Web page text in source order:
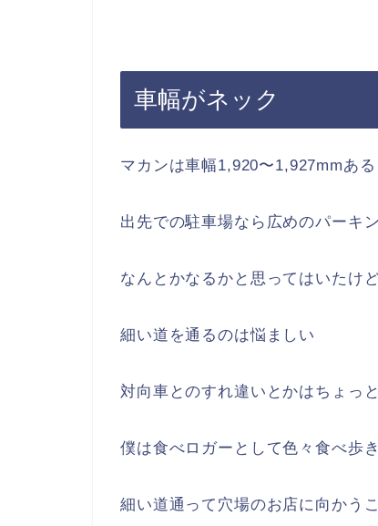
車幅がネック
マカンは車幅1,920〜1,927mmある
出先での駐車場なら広めのパーキ
なんとかなるかと思ってはいたけ
細い道を通るのは悩ましい
対向車とのすれ違いとかはちょっ
僕は食べロガーとして色々食べ歩
細い道通って穴場のお店に向かう